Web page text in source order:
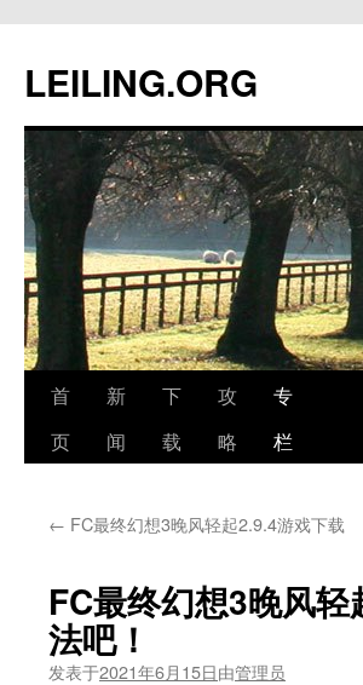
文
LEILING.ORG
首
页
新
闻
下
载
攻
略
专
栏
← FC最终幻想3晚风轻起2.9.4游戏下载
FC最终幻想3晚风
法吧！
发表于2021年6月15日由管理员